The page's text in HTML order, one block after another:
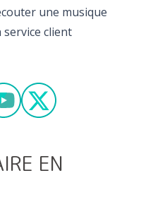
une musique
client
EN